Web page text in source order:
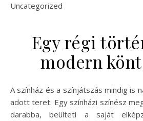
Uncategorized
Egy régi
modern
A színház és a színjátszás mindig is nagyobb kreativitásnak
adott teret. Egy színházi színész
darabba, beülteti a saját